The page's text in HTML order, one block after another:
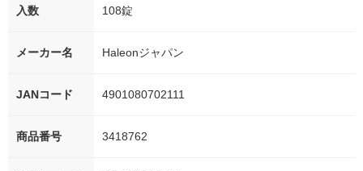
入数 108錠
メーカー名 Haleonジャパン
JANコード 4901080702111
商品番号 3418762